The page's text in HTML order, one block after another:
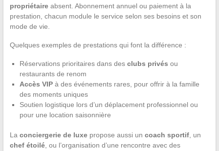
propriétaireabsent. Abonnement annuel ou paiement à la
prestation, chacun module le service selon ses besoins et son
mode de vie.
Quelques exemples de prestations qui font la différence :
Réservations prioritaires dans des clubs privés ou
restaurants de renom
Accès VIPà des événements rares, pour offrir à la famille
des moments uniques
Soutien logistique lors d’un déplacement professionnel ou
pour une location saisonnière
La conciergerie de luxepropose aussi un coach sportif, un
chef étoilé, ou l’organisation d’une rencontre avec des